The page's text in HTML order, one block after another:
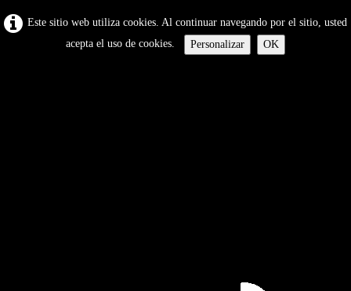
Este sitio web utiliza cookies. Al continuar navegando por el sitio, usted
acepta el uso de cookies.
Personalizar OK